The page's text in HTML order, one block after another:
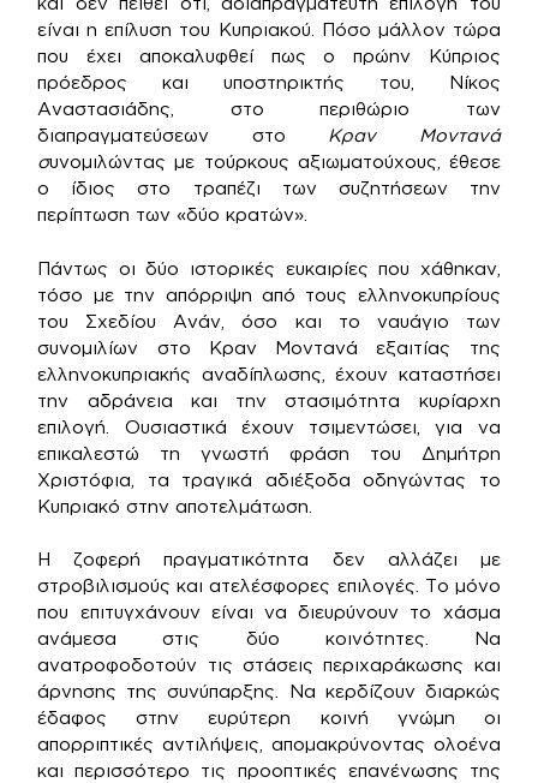
είναι η επίλυση του Κυπριακού. Πόσο μάλλον τώρα
που έχει αποκαλυφθεί πως ο πρώην Κύπριος
πρόεδρος και υποστηρικτής του, Νίκος
Αναστασιάδης, στο περιθώριο των
διαπραγματεύσεων στο Κραν Μοντανά
συνομιλώντας με τούρκους αξιωματούχους, έθεσε
ο ίδιος στο τραπέζι των συζητήσεων την
περίπτωση των «δύο κρατών».
Πάντως οι δύο ιστορικές ευκαιρίες που χάθηκαν,
τόσο με την απόρριψη από τους ελληνοκυπρίους
του Σχεδίου Ανάν, όσο και το ναυάγιο των
συνομιλίων στο Κραν Μοντανά εξαιτίας της
ελληνοκυπριακής αναδίπλωσης, έχουν καταστήσει
την αδράνεια και την στασιμότητα κυρίαρχη
επιλογή. Ουσιαστικά έχουν τσιμεντώσει, για να
επικαλεστώ τη γνωστή φράση του Δημήτρη
Χριστόφια, τα τραγικά αδιέξοδα οδηγώντας το
Κυπριακό στην αποτελμάτωση.
Η ζοφερή πραγματικότητα δεν αλλάζει με
στροβιλισμούς και ατελέσφορες επιλογές. Το μόνο
που επιτυγχάνουν είναι να διευρύνουν το χάσμα
ανάμεσα στις δύο κοινότητες. Να
ανατροφοδοτούν τις στάσεις περιχαράκωσης και
άρνησης της συνύπαρξης. Να κερδίζουν διαρκώς
έδαφος στην ευρύτερη κοινή γνώμη οι
απορριπτικές αντιλήψεις, απομακρύνοντας ολοένα
και περισσότερο τις προοπτικές επανένωσης της